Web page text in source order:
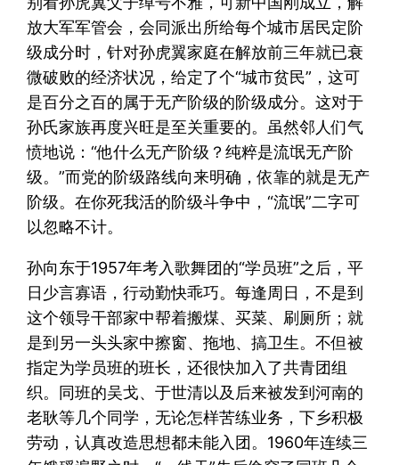
放大军军管会，会同派出所给每个城市居民定阶
级成分时，针对孙虎翼家庭在解放前三年就已衰
微破败的经济状况，给定了个“城市贫民”，这可
是百分之百的属于无产阶级的阶级成分。这对于
孙氏家族再度兴旺是至关重要的。虽然邻人们气
愤地说：“他什么无产阶级？纯粹是流氓无产阶
级。”而党的阶级路线向来明确，依靠的就是无产
阶级。在你死我活的阶级斗争中，“流氓”二字可
以忽略不计。
孙向东于1957年考入歌舞团的“学员班”之后，平
日少言寡语，行动勤快乖巧。每逢周日，不是到
这个领导干部家中帮着搬煤、买菜、刷厕所；就
是到另一头头家中擦窗、拖地、搞卫生。不但被
指定为学员班的班长，还很快加入了共青团组
织。同班的吴戈、于世清以及后来被发到河南的
老耿等几个同学，无论怎样苦练业务，下乡积极
劳动，认真改造思想都未能入团。1960年连续三